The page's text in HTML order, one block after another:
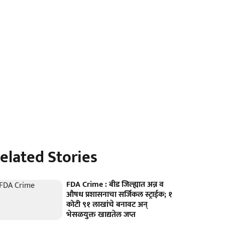
Stories
FDA Crime : बीड जिल्ह्यात अन्न व
औषध प्रशासनाचा सर्जिकल स्ट्राईक; १
कोटी ९१ लाखांचे बनावट अन्
भेसळयुक्त खाद्यतेल जप्त